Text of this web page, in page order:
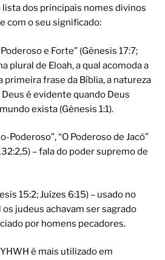
lista dos principais nomes divinos
com o seu significado:
e Forte” (Gênesis 17:7;
plural de Eloah, a qual acomoda a
primeira frase da Bíblia, a natureza
é evidente quando Deus
exista (Gênesis 1:1).
Poderoso”, “O Poderoso de Jacó”
– fala do poder supremo de
15:2; Juízes 6:15) – usado no
os judeus achavam ser sagrado
por homens pecadores.
é mais utilizado em